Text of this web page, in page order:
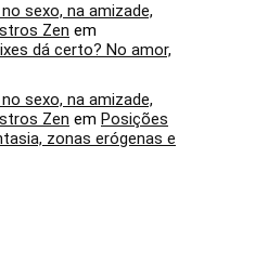
sexo, na amizade,
Zen em
dá certo? No amor,
sexo, na amizade,
Zen em Posições
zonas erógenas e